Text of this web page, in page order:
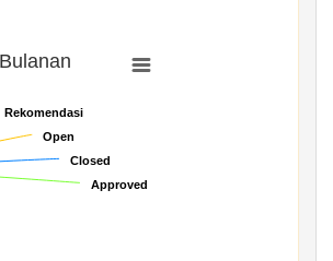
Rekomendasi
Rekomendasi
Open
Open
Closed
Closed
Approved
Approved